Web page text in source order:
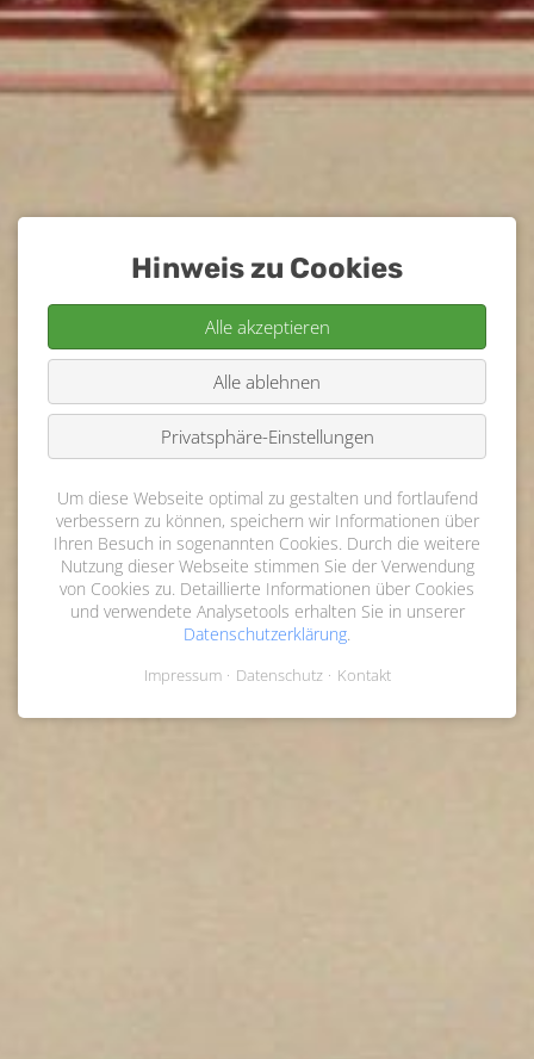
Hinweis zu Cookies
Alle akzeptieren
Alle ablehnen
Privatsphäre-Einstellungen
Um diese Webseite optimal zu gestalten und fortlaufend
verbessern zu können, speichern wir Informationen über
Ihren Besuch in sogenannten Cookies. Durch die weitere
Nutzung dieser Webseite stimmen Sie der Verwendung
von Cookies zu. Detaillierte Informationen über Cookies
und verwendete Analysetools erhalten Sie in unserer
Datenschutzerklärung.
Impressum Datenschutz Kontakt